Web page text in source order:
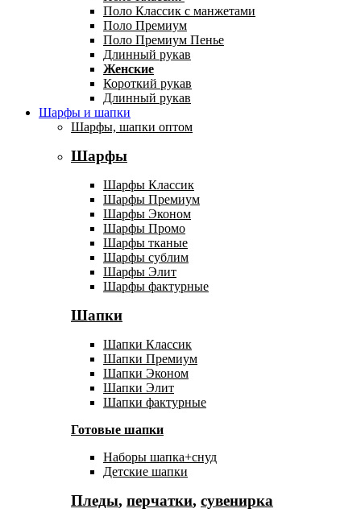
Поло Классик с манжетами
Поло Премиум
Поло Премиум Пенье
Длинный рукав
Женские
Короткий рукав
Длинный рукав
Шарфы и шапки
Шарфы, шапки оптом
Шарфы
Шарфы Классик
Шарфы Премиум
Шарфы Эконом
Шарфы Промо
Шарфы тканые
Шарфы сублим
Шарфы Элит
Шарфы фактурные
Шапки
Шапки Классик
Шапки Премиум
Шапки Эконом
Шапки Элит
Шапки фактурные
Готовые шапки
Наборы шапка+снуд
Детские шапки
Пледы, перчатки, сувенирка